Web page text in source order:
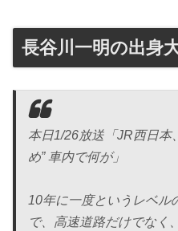
長谷川一明の出身
本日1/26放送「JR西日本
め” 車内で何が」
10年に一度というレベル
で、高速道路だけでなく